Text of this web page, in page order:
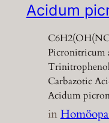
Acidum
Picronitricum
Carbazotic
Acidum
in